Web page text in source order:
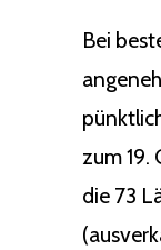
Bei
zum 19.
die 73